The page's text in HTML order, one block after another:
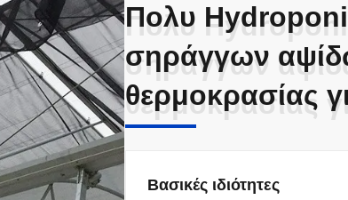
Πολυ
σηράγγων
θερμοκρασίας
Πολυ
σηράγγων
θερμοκρασίας
Βασικές ιδιότητες